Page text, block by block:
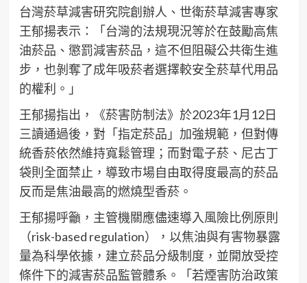
台灣菸草減害研究院創辦人、世衛菸草減害專家
王郁揚表示：「台灣的法規現況等於在鼓勵高焦
油菸品、懲罰減害菸品，這不但阻礙公共衛生進
步，也剝奪了成年吸菸者選擇較安全菸草代用品
的權利。」
王郁揚指出，《菸害防制法》於2023年1月12日
三讀通過後，對「指定菸品」加強規範，但對傳
統香菸依然維持寬鬆管理；而對電子菸、尼古丁
袋則全面禁止，導致市場自由取得度最高的菸品
反而是焦油最高的燃燒型香菸。
王郁揚呼籲，主管機關應儘速導入風險比例原則
（risk-based regulation），以焦油與有害物暴露
量為科學依據，建立菸品分級制度，並開放受控
條件下的減害菸品監管體系。「若煙害防治政策